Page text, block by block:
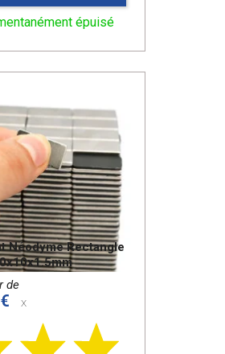
épuisé
Néodyme Rectangle
de
x